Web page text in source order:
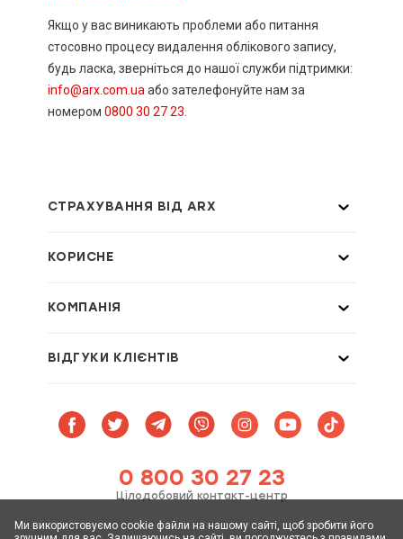
Якщо у вас виникають проблеми або питання
стосовно процесу видалення облікового запису,
будь ласка, зверніться до нашої служби підтримки:
info@arx.com.uaабо зателефонуйте нам за
номером 0800 30 27 23.
Ми використовуємо cookie файли на нашому сайті, щоб зробити його
СТРАХУВАННЯ ВІД ARX
КОРИСНЕ
КОМПАНІЯ
ВІДГУКИ КЛІЄНТІВ
0 800 30 27 23
Цілодобовий контакт-центр